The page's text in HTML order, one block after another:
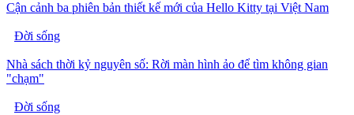
Cận cảnh ba phiên bản thiết kế mới của Hello Kitty tại Việt Nam
Đời sống
Nhà sách thời kỷ nguyên số: Rời màn hình ảo để tìm không gian
"chạm"
Đời sống